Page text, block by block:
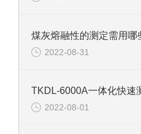
2022-08-31
2022-08-01